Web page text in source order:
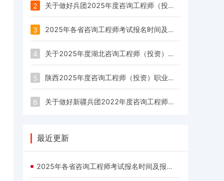
2 关于做好兵团2025年度咨询工程师（投资）职业资格考试考务工作的通知
3 2025年各省咨询工程师考试报名时间及报名入口汇总
4 关于2025年度湖北咨询工程师（投资）职业资格考试工作的通知
5 陕西2025年度咨询工程师（投资）职业资格考试考务工作的通知
6 关于做好新疆兵团2022年度咨询工程师（投资）职业资格考试考务工作的通知
最近更新
2025年各省咨询工程师考试报名时间及报名入口汇总